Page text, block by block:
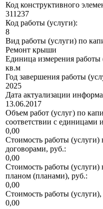
Код конструктивного
311237
Код работы (услуги):
8
Вид работы (услуги) по
Ремонт крыши
Единица измерения работы
кв.м
Год завершения работы
2025
Дата актуализации
13.06.2017
Объем работ (услуг) по
соответствии с единицами
0,00
Стоимость работы (услуги)
договорами, руб.:
0,00
Стоимость работы (услуги)
планом (планами), руб.:
0,00
Стоимость работы
0,00